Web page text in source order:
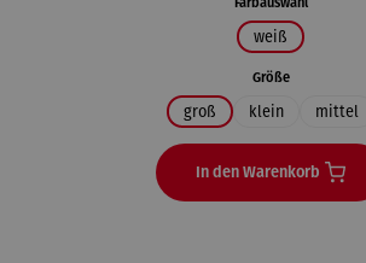
weiß
Größeauswählen
groß klein mittel
In den Warenkorb